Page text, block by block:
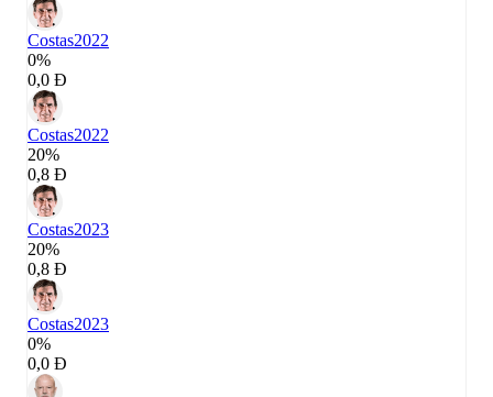
Costas2022
0%
0,0 Đ
Costas2022
20%
0,8 Đ
Costas2023
20%
0,8 Đ
Costas2023
0%
0,0 Đ